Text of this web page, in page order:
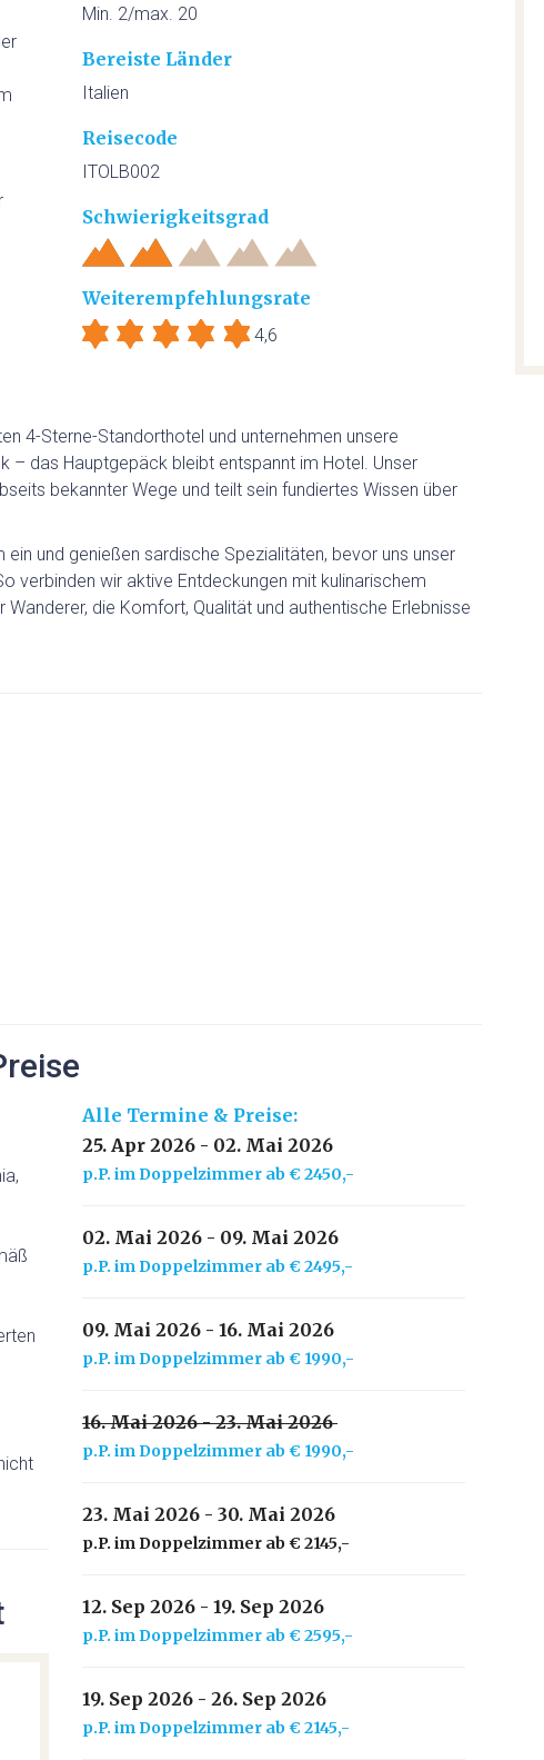
BED & BREAKFAST
SARDINIEN INDIVIDUELL
WANDERN
RADFAHREN
FEWO
EVENTS
HOCHZEITEN
Min. 2/max. 20
Bereiste Länder
Italien
Reisecode
ITOLB002
Schwierigkeitsgrad
Weiterempfehlungsrate
4,6
4-Sterne-Standorthotel und unternehmen unsere
– das Hauptgepäck bleibt entspannt im Hotel. Unser
bekannter Wege und teilt sein fundiertes Wissen über
und genießen sardische Spezialitäten, bevor uns unser
verbinden wir aktive Entdeckungen mit kulinarischem
die Komfort, Qualität und authentische Erlebnisse
Alle Termine & Preise:
25. Apr 2026 - 02. Mai 2026
p.P. im Doppelzimmer ab € 2450,-
02. Mai 2026 - 09. Mai 2026
p.P. im Doppelzimmer ab € 2495,-
09. Mai 2026 - 16. Mai 2026
p.P. im Doppelzimmer ab € 1990,-
16. Mai 2026 - 23. Mai 2026
p.P. im Doppelzimmer ab € 1990,-
23. Mai 2026 - 30. Mai 2026
p.P. im Doppelzimmer ab € 2145,-
12. Sep 2026 - 19. Sep 2026
p.P. im Doppelzimmer ab € 2595,-
19. Sep 2026 - 26. Sep 2026
p.P. im Doppelzimmer ab € 2145,-